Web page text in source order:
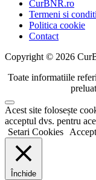
CurBNR.ro
Termeni si
Politica cookie
Contact
Copyright © 2026
Toate informatiile
Scroll
to
Top
Acest site folosește
acceptul dvs. pentru
Setari Cookies
Accept
Închide